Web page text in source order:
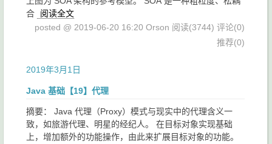
合
阅读全文
posted @ 2019-06-20 16:20 Orson 阅读(3744) 评论(0)
推荐(0)
2019年3月1日
Java 基础【19】代理
摘要： Java 代理（Proxy）模式与现实中的代理含义一
致，如旅游代理、明星的经纪人。 在目标对象实现基础
上，增加额外的功能操作，由此来扩展目标对象的功能。